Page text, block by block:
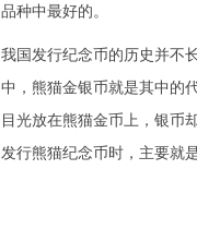
品种中最好的。
我国发行纪念币的历史并不
中，熊猫金银币就是其中的
目光放在熊猫金币上，银币
发行熊猫纪念币时，主要就